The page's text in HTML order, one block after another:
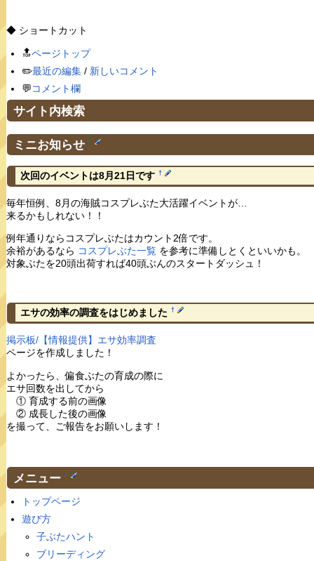
◆ ショートカット
🔝ページトップ
✏️最近の編集/ 新しいコメント
💬コメント欄
サイト内検索
ミニお知らせ †
次回のイベントは8月21日です †
毎年恒例、8月の海賊コスプレぶた大活躍イベントが…
来るかもしれない！！
例年通りならコスプレぶたはカウント2倍です。
余裕があるなら コスプレぶた一覧を参考に準備しとくといいかも。
対象ぶたを20頭出荷すれば40頭ぶんのスタートダッシュ！
エサの効率の調査をはじめました †
掲示板/【情報提供】エサ効率調査
ページを作成しました！
よかったら、偏食ぶたの育成の際に
エサ回数を出してから
① 育成する前の画像
② 成長した後の画像
を撮って、ご報告をお願いします！
メニュー †
トップページ
遊び方
子ぶたハント
ブリーディング